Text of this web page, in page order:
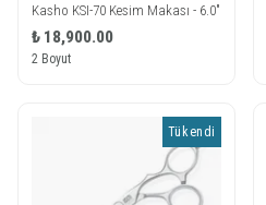
Kasho KSI-70 Kesim Makası - 6.0"
₺ 18,900.00
2 Boyut
Tükendi